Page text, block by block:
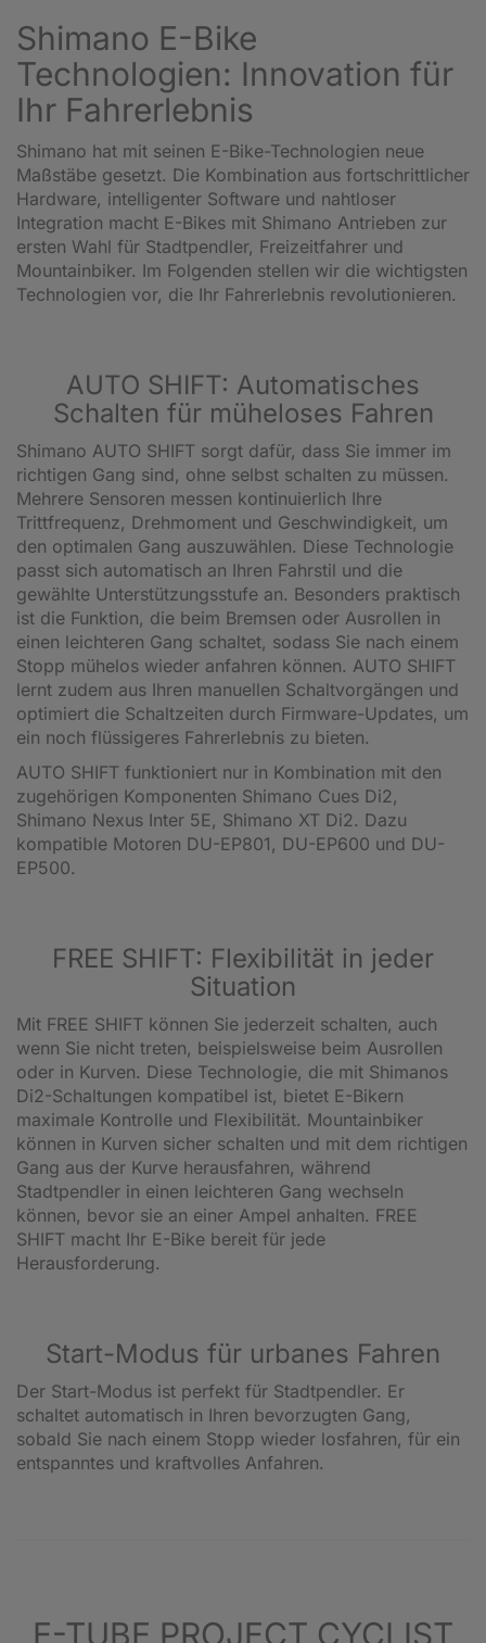
Shimano E-Bike
Technologien: Innovation für
Ihr Fahrerlebnis
Shimano hat mit seinen E-Bike-Technologien neue
Maßstäbe gesetzt. Die Kombination aus fortschrittlicher
Hardware, intelligenter Software und nahtloser
Integration macht E-Bikes mit Shimano Antrieben zur
ersten Wahl für Stadtpendler, Freizeitfahrer und
Mountainbiker. Im Folgenden stellen wir die wichtigsten
Technologien vor, die Ihr Fahrerlebnis revolutionieren.
AUTO SHIFT: Automatisches
Schalten für müheloses Fahren
Shimano AUTO SHIFT sorgt dafür, dass Sie immer im
richtigen Gang sind, ohne selbst schalten zu müssen.
Mehrere Sensoren messen kontinuierlich Ihre
Trittfrequenz, Drehmoment und Geschwindigkeit, um
den optimalen Gang auszuwählen. Diese Technologie
passt sich automatisch an Ihren Fahrstil und die
gewählte Unterstützungsstufe an. Besonders praktisch
ist die Funktion, die beim Bremsen oder Ausrollen in
einen leichteren Gang schaltet, sodass Sie nach einem
Stopp mühelos wieder anfahren können. AUTO SHIFT
lernt zudem aus Ihren manuellen Schaltvorgängen und
optimiert die Schaltzeiten durch Firmware-Updates, um
ein noch flüssigeres Fahrerlebnis zu bieten.
AUTO SHIFT funktioniert nur in Kombination mit den
zugehörigen Komponenten Shimano Cues Di2,
Shimano Nexus Inter 5E, Shimano XT Di2. Dazu
kompatible Motoren DU-EP801, DU-EP600 und DU-
EP500.
FREE SHIFT: Flexibilität in jeder
Situation
Mit FREE SHIFT können Sie jederzeit schalten, auch
wenn Sie nicht treten, beispielsweise beim Ausrollen
oder in Kurven. Diese Technologie, die mit Shimanos
Di2-Schaltungen kompatibel ist, bietet E-Bikern
maximale Kontrolle und Flexibilität. Mountainbiker
können in Kurven sicher schalten und mit dem richtigen
Gang aus der Kurve herausfahren, während
Stadtpendler in einen leichteren Gang wechseln
können, bevor sie an einer Ampel anhalten. FREE
SHIFT macht Ihr E-Bike bereit für jede
Herausforderung.
Start-Modus für urbanes Fahren
Der Start-Modus ist perfekt für Stadtpendler. Er
schaltet automatisch in Ihren bevorzugten Gang,
sobald Sie nach einem Stopp wieder losfahren, für ein
entspanntes und kraftvolles Anfahren.
E-TUBE PROJECT CYCLIST